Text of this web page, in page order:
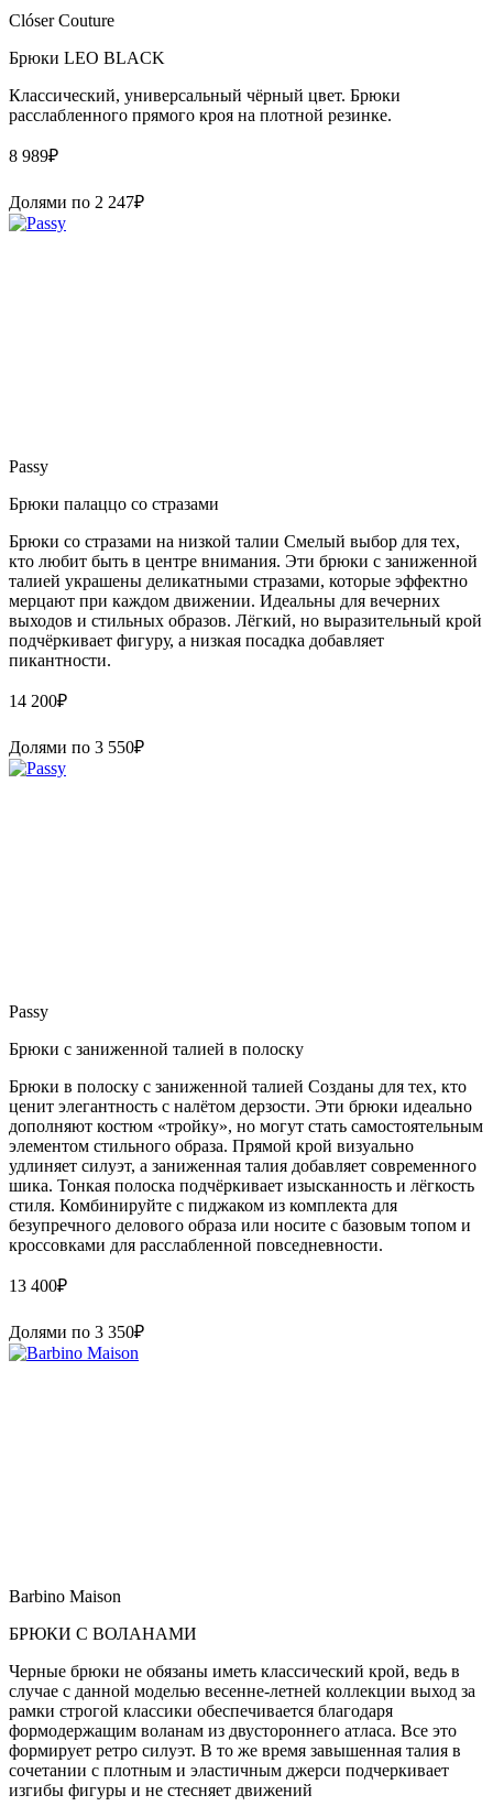
Clóser Couture
Брюки LEO BLACK
Классический, универсальный чёрный цвет. Брюки
расслабленного прямого кроя на плотной резинке.
8 989₽
Долями по 2 247₽
Passy
Брюки палаццо со стразами
Брюки со стразами на низкой талии Смелый выбор для тех,
кто любит быть в центре внимания. Эти брюки с заниженной
талией украшены деликатными стразами, которые эффектно
мерцают при каждом движении. Идеальны для вечерних
выходов и стильных образов. Лёгкий, но выразительный крой
подчёркивает фигуру, а низкая посадка добавляет
пикантности.
14 200₽
Долями по 3 550₽
Passy
Брюки с заниженной талией в полоску
Брюки в полоску с заниженной талией Созданы для тех, кто
ценит элегантность с налётом дерзости. Эти брюки идеально
дополняют костюм «тройку», но могут стать самостоятельным
элементом стильного образа. Прямой крой визуально
удлиняет силуэт, а заниженная талия добавляет современного
шика. Тонкая полоска подчёркивает изысканность и лёгкость
стиля. Комбинируйте с пиджаком из комплекта для
безупречного делового образа или носите с базовым топом и
кроссовками для расслабленной повседневности.
13 400₽
Долями по 3 350₽
Barbino Maison
БРЮКИ С ВОЛАНАМИ
Черные брюки не обязаны иметь классический крой, ведь в
случае с данной моделью весенне-летней коллекции выход за
рамки строгой классики обеспечивается благодаря
формодержащим воланам из двустороннего атласа. Все это
формирует ретро силуэт. В то же время завышенная талия в
сочетании с плотным и эластичным джерси подчеркивает
изгибы фигуры и не стесняет движений